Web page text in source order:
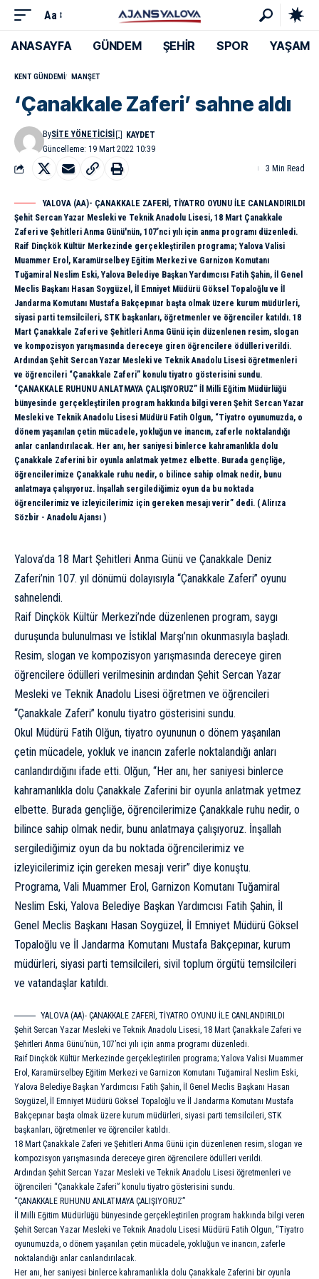
Aa
ANASAYFA GÜNDEM ŞEHİR SPOR YAŞAM
KENT GÜNDEMI MANŞET
‘Çanakkale Zaferi’ sahne aldı
Güncelleme: 19 Mart 2022 10:39
BySITE YÖNETICISI
3 Min Read
YALOVA (AA)- ÇANAKKALE ZAFERİ, TİYATRO OYUNU İLE CANLANDIRILDI
Şehit Sercan Yazar Mesleki ve Teknik Anadolu Lisesi, 18 Mart Çanakkale
Zaferi ve Şehitleri Anma Günü'nün, 107’nci yılı için anma programı düzenledi.
Raif Dinçkök Kültür Merkezinde gerçekleştirilen programa; Yalova Valisi
Muammer Erol, Karamürselbey Eğitim Merkezi ve Garnizon Komutanı
Tuğamiral Neslim Eski, Yalova Belediye Başkan Yardımcısı Fatih Şahin, İl Genel
Meclis Başkanı Hasan Soygüzel, İl Emniyet Müdürü Göksel Topaloğlu ve İl
Jandarma Komutanı Mustafa Bakçepınar başta olmak üzere kurum müdürleri,
siyasi parti temsilcileri, STK başkanları, öğretmenler ve öğrenciler katıldı. 18
Mart Çanakkale Zaferi ve Şehitleri Anma Günü için düzenlenen resim, slogan
ve kompozisyon yarışmasında dereceye giren öğrencilere ödülleri verildi.
Ardından Şehit Sercan Yazar Mesleki ve Teknik Anadolu Lisesi öğretmenleri
ve öğrencileri “Çanakkale Zaferi” konulu tiyatro gösterisini sundu.
“ÇANAKKALE RUHUNU ANLATMAYA ÇALIŞIYORUZ” İl Milli Eğitim Müdürlüğü
bünyesinde gerçekleştirilen program hakkında bilgi veren Şehit Sercan Yazar
Mesleki ve Teknik Anadolu Lisesi Müdürü Fatih Olgun, “Tiyatro oyunumuzda, o
dönem yaşanılan çetin mücadele, yokluğun ve inancın, zaferle noktalandığı
anlar canlandırılacak. Her anı, her saniyesi binlerce kahramanlıkla dolu
Çanakkale Zaferini bir oyunla anlatmak yetmez elbette. Burada gençliğe,
öğrencilerimize Çanakkale ruhu nedir, o bilince sahip olmak nedir, bunu
anlatmaya çalışıyoruz. İnşallah sergilediğimiz oyun da bu noktada
öğrencilerimiz ve izleyicilerimiz için gereken mesajı verir” dedi. ( Alirıza
Sözbir - Anadolu Ajansı )
Yalova’da 18 Mart Şehitleri Anma Günü ve Çanakkale Deniz
Zaferi’nin 107. yıl dönümü dolayısıyla “Çanakkale Zaferi” oyunu
sahnelendi.
Raif Dinçkök Kültür Merkezi’nde düzenlenen program, saygı
duruşunda bulunulması ve İstiklal Marşı’nın okunmasıyla başladı.
Resim, slogan ve kompozisyon yarışmasında dereceye giren
öğrencilere ödülleri verilmesinin ardından Şehit Sercan Yazar
Mesleki ve Teknik Anadolu Lisesi öğretmen ve öğrencileri
“Çanakkale Zaferi” konulu tiyatro gösterisini sundu.
Okul Müdürü Fatih Olğun, tiyatro oyununun o dönem yaşanılan
çetin mücadele, yokluk ve inancın zaferle noktalandığı anları
canlandırdığını ifade etti. Olğun, “Her anı, her saniyesi binlerce
kahramanlıkla dolu Çanakkale Zaferini bir oyunla anlatmak yetmez
elbette. Burada gençliğe, öğrencilerimize Çanakkale ruhu nedir, o
bilince sahip olmak nedir, bunu anlatmaya çalışıyoruz. İnşallah
sergilediğimiz oyun da bu noktada öğrencilerimiz ve
izleyicilerimiz için gereken mesajı verir” diye konuştu.
Programa, Vali Muammer Erol, Garnizon Komutanı Tuğamiral
Neslim Eski, Yalova Belediye Başkan Yardımcısı Fatih Şahin, İl
Genel Meclis Başkanı Hasan Soygüzel, İl Emniyet Müdürü Göksel
Topaloğlu ve İl Jandarma Komutanı Mustafa Bakçepınar, kurum
müdürleri, siyasi parti temsilcileri, sivil toplum örgütü temsilcileri
ve vatandaşlar katıldı.
YALOVA (AA)- ÇANAKKALE ZAFERİ, TİYATRO OYUNU İLE CANLANDIRILDI
Şehit Sercan Yazar Mesleki ve Teknik Anadolu Lisesi, 18 Mart Çanakkale Zaferi ve
Şehitleri Anma Günü’nün, 107’nci yılı için anma programı düzenledi.
Raif Dinçkök Kültür Merkezinde gerçekleştirilen programa; Yalova Valisi Muammer
Erol, Karamürselbey Eğitim Merkezi ve Garnizon Komutanı Tuğamiral Neslim Eski,
Yalova Belediye Başkan Yardımcısı Fatih Şahin, İl Genel Meclis Başkanı Hasan
Soygüzel, İl Emniyet Müdürü Göksel Topaloğlu ve İl Jandarma Komutanı Mustafa
Bakçepınar başta olmak üzere kurum müdürleri, siyasi parti temsilcileri, STK
başkanları, öğretmenler ve öğrenciler katıldı.
18 Mart Çanakkale Zaferi ve Şehitleri Anma Günü için düzenlenen resim, slogan ve
kompozisyon yarışmasında dereceye giren öğrencilere ödülleri verildi.
Ardından Şehit Sercan Yazar Mesleki ve Teknik Anadolu Lisesi öğretmenleri ve
öğrencileri “Çanakkale Zaferi” konulu tiyatro gösterisini sundu.
“ÇANAKKALE RUHUNU ANLATMAYA ÇALIŞIYORUZ”
İl Milli Eğitim Müdürlüğü bünyesinde gerçekleştirilen program hakkında bilgi veren
Şehit Sercan Yazar Mesleki ve Teknik Anadolu Lisesi Müdürü Fatih Olgun, “Tiyatro
oyunumuzda, o dönem yaşanılan çetin mücadele, yokluğun ve inancın, zaferle
noktalandığı anlar canlandırılacak.
Her anı, her saniyesi binlerce kahramanlıkla dolu Çanakkale Zaferini bir oyunla